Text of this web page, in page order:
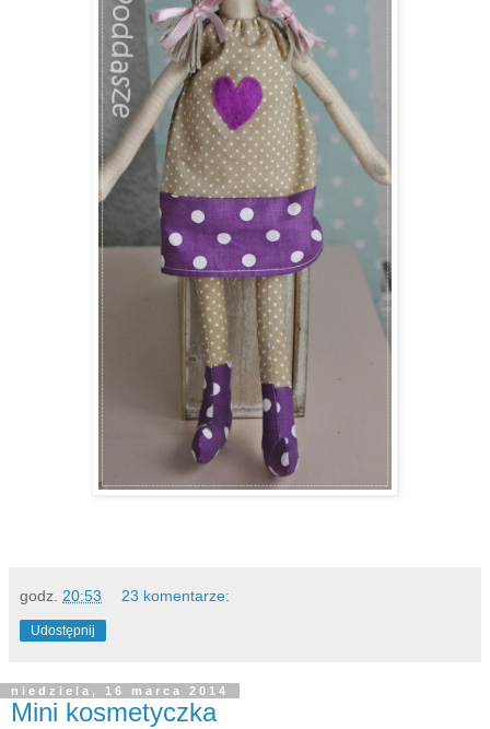
godz. 20:53 23 komentarze:
Udostępnij
niedziela, 16 marca 2014
Mini kosmetyczka